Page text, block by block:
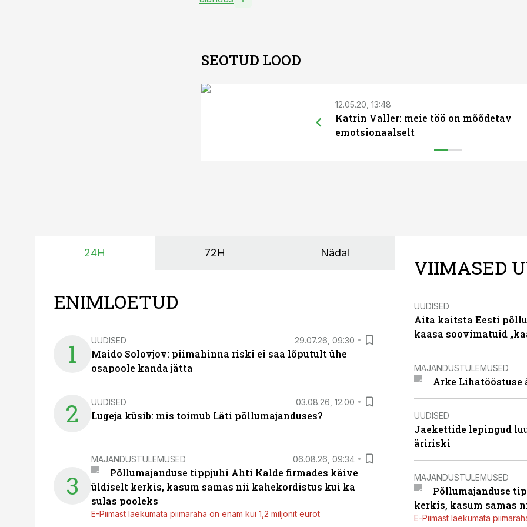
SEOTUD LOOD
12.05.20, 13:48
Katrin Valler: meie töö on mõõdetav
emotsionaalselt
24H 72H Nädal
ENIMLOETUD
1 UUDISED 29.07.26, 09:30
Maido Solovjov: piimahinna riski ei saa lõputult ühe
osapoole kanda jätta
2 UUDISED 03.08.26, 12:00
Lugeja küsib: mis toimub Läti põllumajanduses?
3
MAJANDUSTULEMUSED 06.08.26, 09:34
Põllumajanduse tippjuhi Ahti Kalde firmades käive
üldiselt kerkis, kasum samas nii kahekordistus kui ka
sulas pooleks
E-Piimast laekumata piimaraha on enam kui 1,2 miljonit eurot
VIIMASED
UUDISED
Aita kaitsta Eesti
kaasa soovimatuid
MAJANDUSTULEMUSED
Arke Lihatööstuse
UUDISED
Jaekettide lepingud
äririski
MAJANDUSTULEMUSED
Põllumajanduse
kerkis, kasum samas
E-Piimast laekumata